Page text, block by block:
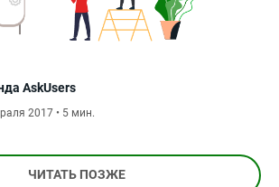
AskUsers
2017 • 5 мин.
ЧИТАТЬ ПОЗЖЕ